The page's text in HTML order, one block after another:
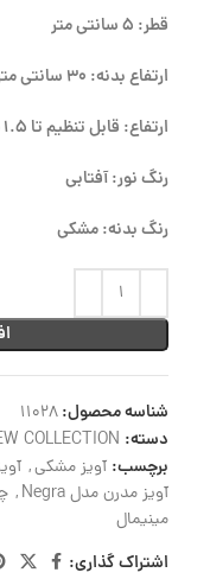
قطر: 5 سانتی متر
ارتفاع بدنه: 30 سانتی متر
ارتفاع: قابل تنظیم تا 1.5 متر
رنگ نور: آفتابی
رنگ بدنه: مشکی
شناسه محصول:11028
دسته: COLLECTION
برچسب: آویز مشکی,
آویز مدرن مدل Negra
,
مینیمال
اشتراک گذاری: